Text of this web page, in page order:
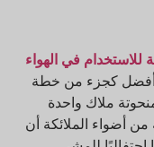
في الهواء
كجزء من خطة
ملاك واحدة
الملائكة أن